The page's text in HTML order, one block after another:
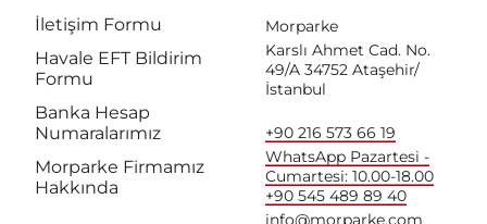
İletişim Formu
Havale EFT Bildirim
Formu
Banka Hesap
Numaralarımız
Morparke Firmamız
Hakkında
Morparke
Karslı Ahmet Cad. No.
49/A 34752 Ataşehir/
İstanbul
+90 216 573 66 19
WhatsApp Pazartesi -
Cumartesi: 10.00-18.00
+90 545 489 89 40
info@morparke.com